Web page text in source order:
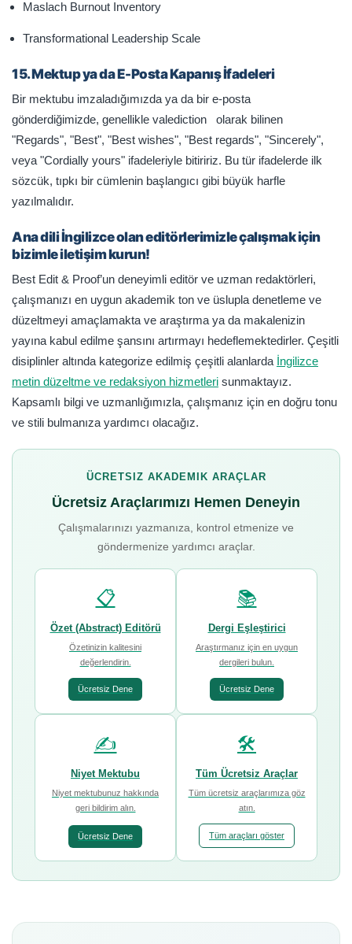
Maslach Burnout Inventory
Transformational Leadership Scale
15. Mektup ya da E-Posta Kapanış İfadeleri
Bir mektubu imzaladığımızda ya da bir e-posta
gönderdiğimizde, genellikle valediction olarak bilinen
"Regards", "Best", "Best wishes", "Best regards", "Sincerely",
veya "Cordially yours" ifadeleriyle bitiririz. Bu tür ifadelerde ilk
sözcük, tıpkı bir cümlenin başlangıcı gibi büyük harfle
yazılmalıdır.
Ana dili İngilizce olan editörlerimizle çalışmak için
bizimle iletişim kurun!
Best Edit & Proof’un deneyimli editör ve uzman redaktörleri,
çalışmanızı en uygun akademik ton ve üslupla denetleme ve
düzeltmeyi amaçlamakta ve araştırma ya da makalenizin
yayına kabul edilme şansını artırmayı hedeflemektedirler. Çeşitli
disiplinler altında kategorize edilmiş çeşitli alanlarda İngilizce
metin düzeltme ve redaksiyon hizmetleri sunmaktayız.
Kapsamlı bilgi ve uzmanlığımızla, çalışmanız için en doğru tonu
ve stili bulmanıza yardımcı olacağız.
ÜCRETSIZ AKADEMIK ARAÇLAR
Ücretsiz Araçlarımızı Hemen Deneyin
Çalışmalarınızı yazmanıza, kontrol etmenize ve
göndermenize yardımcı araçlar.
📋
Özet (Abstract) Editörü
Özetinizin kalitesini
değerlendirin.
Ücretsiz Dene
📚
Dergi Eşleştirici
Araştırmanız için en uygun
dergileri bulun.
Ücretsiz Dene
✍️
Niyet Mektubu
Niyet mektubunuz hakkında
geri bildirim alın.
Ücretsiz Dene
🛠️
Tüm Ücretsiz Araçlar
Tüm ücretsiz araçlarımıza göz
atın.
Tüm araçları göster